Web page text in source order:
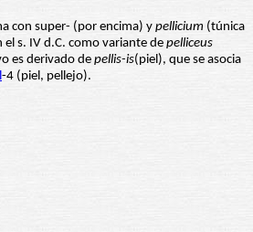
con super- (por encima) y pellicium (túnica
el s. IV d.C. como variante de pelliceus
es derivado de pellis-is(piel), que se asocia
-4 (piel, pellejo).